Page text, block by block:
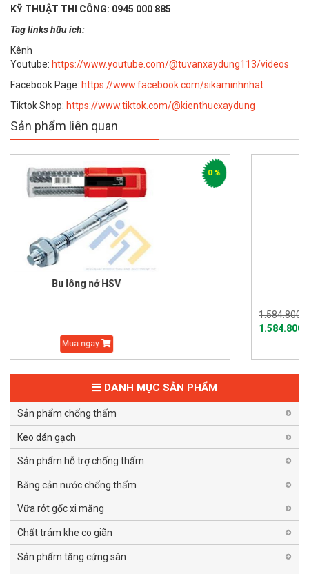
KỸ THUẬT THI CÔNG: 0945 000 885
Tag links hữu ích:
Kênh
Youtube: https://www.youtube.com/@tuvanxaydung113/videos
Facebook Page: https://www.facebook.com/sikaminhnhat
Tiktok Shop: https://www.tiktok.com/@kienthucxaydung
Sản phẩm liên quan
0 %
DANH MỤC SẢN PHẨM
Sản phẩm chống thấm
Keo dán gạch
Sản phẩm hỗ trợ chống thấm
Băng cản nước chống thấm
Vữa rót gốc xi măng
Chất trám khe co giãn
Sản phẩm tăng cứng sàn